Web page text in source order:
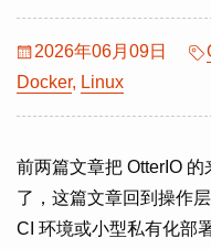
2026年06月09日
Docker, Linux
前两篇文章把 OtterIO
了，这篇文章回到操作
CI 环境或小型私有化部